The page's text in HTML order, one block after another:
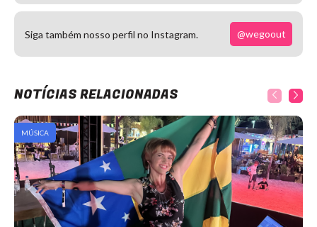
Siga também nosso perfil no Instagram. @wegoout
NOTÍCIAS RELACIONADAS
MÚSICA